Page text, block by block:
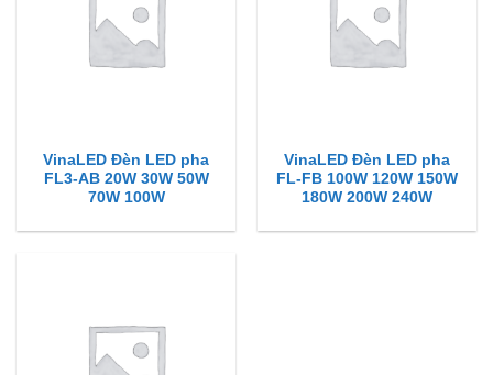
VinaLED Đèn LED pha
FL3-AB 20W 30W 50W
70W 100W
VinaLED Đèn LED pha
FL-FB 100W 120W 150W
180W 200W 240W